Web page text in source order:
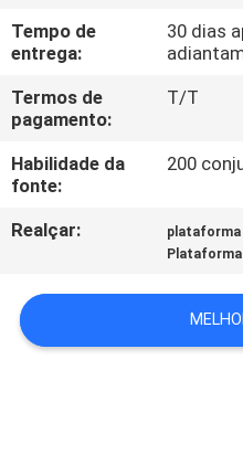
CONTACTE-
NOS
NOTÍCIAS
ORÇAMENTO
MAPA
DO
Tempo de
entrega:
30 dias
Termos de
pagamento:
T/T
Habilidade da
fonte:
200
Realçar: plataforma